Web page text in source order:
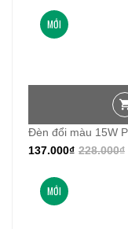
MỚI
Đèn đổi màu 15W
228.000₫
137.000₫
MỚI